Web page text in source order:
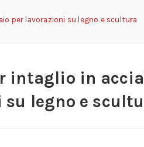
per lavorazioni su legno e scultura
intaglio in
legno e